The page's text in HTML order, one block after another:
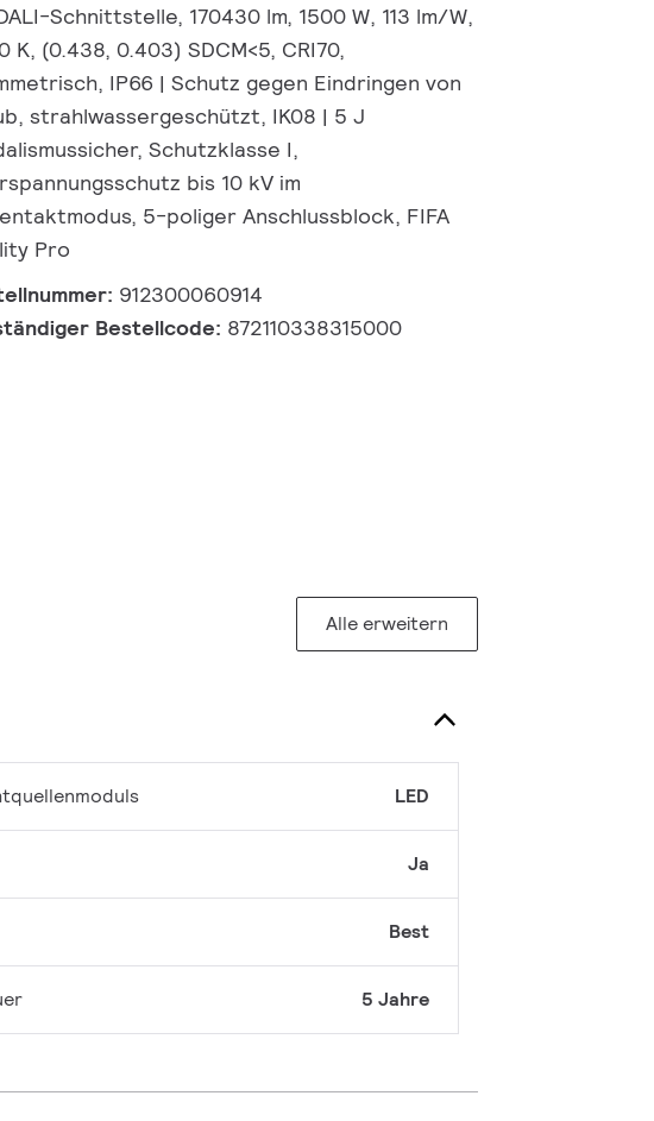
Schnittstelle, 170430 lm, 1500 W, 113 lm/W,
K, (0.438, 0.403) SDCM<5, CRI70,
IP66 | Schutz gegen Eindringen von
strahlwassergeschützt, IK08 | 5 J
Schutzklasse I,
bis 10 kV im
5-poliger Anschlussblock, FIFA
Pro
912300060914
Bestellcode: 872110338315000
Alle erweitern
LED
Ja
Best
5 Jahre